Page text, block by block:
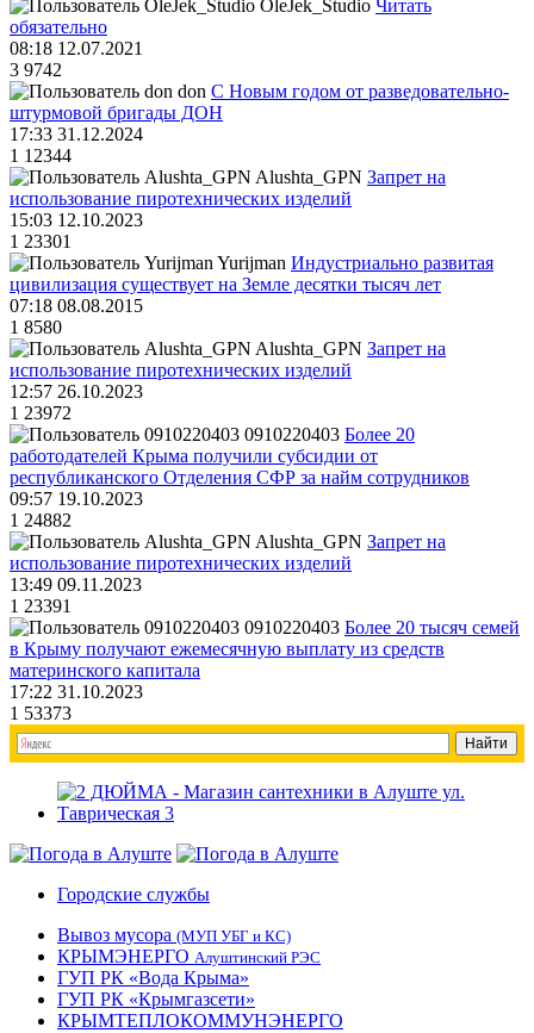
OleJek_Studio Читать
обязательно
08:18 12.07.2021
3 9742
don С Новым годом от разведовательно-
штурмовой бригады ДОН
17:33 31.12.2024
1 12344
Alushta_GPN Запрет на
использование пиротехнических изделий
15:03 12.10.2023
1 23301
Yurijman Индустриально развитая
цивилизация существует на Земле десятки тысяч лет
07:18 08.08.2015
1 8580
Alushta_GPN Запрет на
использование пиротехнических изделий
12:57 26.10.2023
1 23972
0910220403 Более 20
работодателей Крыма получили субсидии от
республиканского Отделения СФР за найм сотрудников
09:57 19.10.2023
1 24882
Alushta_GPN Запрет на
использование пиротехнических изделий
13:49 09.11.2023
1 23391
0910220403 Более 20 тысяч семей
в Крыму получают ежемесячную выплату из средств
материнского капитала
17:22 31.10.2023
1 53373
Городские службы
Вывоз мусора (МУП УБГ и КС)
КРЫМЭНЕРГО Алуштинский РЭС
ГУП РК «Вода Крыма»
ГУП РК «Крымгазсети»
КРЫМТЕПЛОКОММУНЭНЕРГО